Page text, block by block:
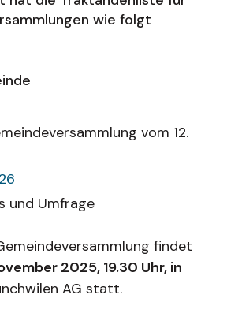
wie folgt
vom 12.
und Umfrage
findet
2025, 19.30 Uhr, in
AG statt.